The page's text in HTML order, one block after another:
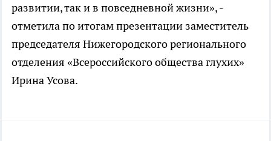
развитии, так и в повседневной жизни», -
отметила по итогам презентации заместитель
председателя Нижегородского регионального
отделения «Всероссийского общества глухих»
Ирина Усова.